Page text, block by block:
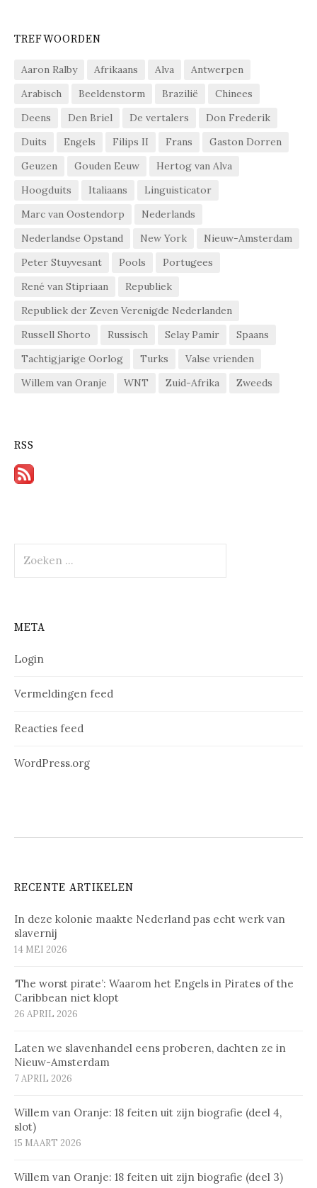
TREFWOORDEN
Aaron Ralby Afrikaans Alva
Antwerpen
Arabisch
Beeldenstorm Brazilië
Chinees
Deens
Den Briel De vertalers
Don Frederik
Duits
Engels Filips II Frans
Gaston Dorren
Geuzen
Gouden Eeuw
Hertog van Alva
Hoogduits
Italiaans
Linguisticator
Marc van Oostendorp
Nederlands
Nederlandse Opstand
New York
Nieuw-Amsterdam
Peter Stuyvesant
Pools
Portugees
René van Stipriaan
Republiek
Republiek der Zeven Verenigde Nederlanden
Russell Shorto
Russisch Selay Pamir
Spaans
Tachtigjarige Oorlog
Turks
Valse vrienden
Willem van Oranje
WNT Zuid-Afrika Zweeds
RSS
naar:
META
Login
Vermeldingen feed
Reacties feed
WordPress.org
RECENTE ARTIKELEN
In deze kolonie maakte Nederland pas echt werk van
slavernij
14 MEI 2026
‘The worst pirate’: Waarom het Engels in Pirates of the
Caribbean niet klopt
26 APRIL 2026
Laten we slavenhandel eens proberen, dachten ze in
Nieuw-Amsterdam
7 APRIL 2026
Willem van Oranje: 18 feiten uit zijn biografie (deel 4,
slot)
15 MAART 2026
Willem van Oranje: 18 feiten uit zijn biografie (deel 3)